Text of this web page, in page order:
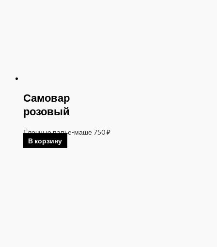
Самовар
розовый
Ёлочные папье-маше 750₽
В корзину